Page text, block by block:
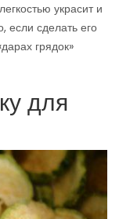
украсит и
если сделать его
грядок»
для